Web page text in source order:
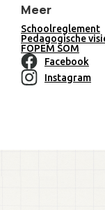
Meer
Schoolreglement
Pedagogische
FOPEM SOM
Facebook
Instagram